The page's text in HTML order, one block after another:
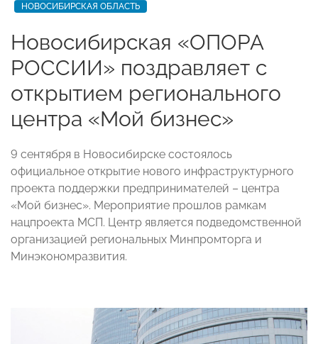
НОВОСИБИРСКАЯ ОБЛАСТЬ
Новосибирская «ОПОРА
РОССИИ» поздравляет с
открытием регионального
центра «Мой бизнес»
9 сентября в Новосибирске состоялось
официальное открытие нового инфраструктурного
проекта поддержки предпринимателей – центра
«Мой бизнес». Мероприятие прошлов рамкам
нацпроекта МСП. Центр является подведомственной
организацией региональных Минпромторга и
Минэкономразвития.